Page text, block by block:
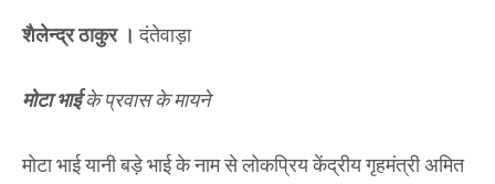
शैलेन्द्र ठाकुर ।दंतेवाड़ा
मोटा भाईके प्रवास के मायने
मोटा भाई यानी बड़े भाई के नाम से लोकप्रिय केंद्रीय गृहमंत्री अमित